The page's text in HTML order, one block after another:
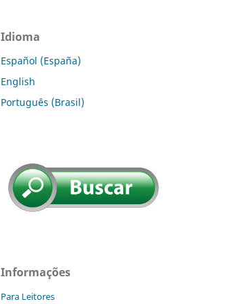
Idioma
Español (España)
English
Português (Brasil)
Informações
Para Leitores